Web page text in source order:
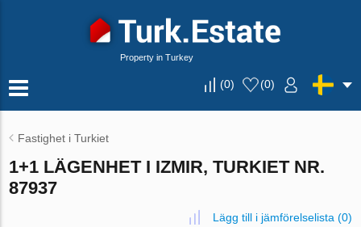
Property in Turkey
(0) (0)
Fastighet i Turkiet
1+1 LÄGENHET I IZMIR, TURKIET NR.
87937
Lägg till i jämförelselista (0)